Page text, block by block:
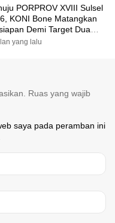
PORPROV XVIII Sulsel
KONI Bone Matangkan
Demi Target Dua
yang lalu
Ruas yang wajib
saya pada peramban ini